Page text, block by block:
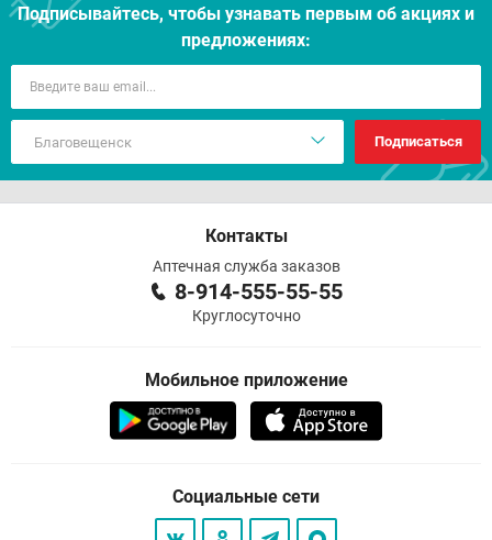
Подписывайтесь, чтобы узнавать первым об акцияx и
предложениях:
Подписаться
Контакты
Аптечная служба заказов
8-914-555-55-55
Круглосуточно
Мобильное приложение
Социальные сети